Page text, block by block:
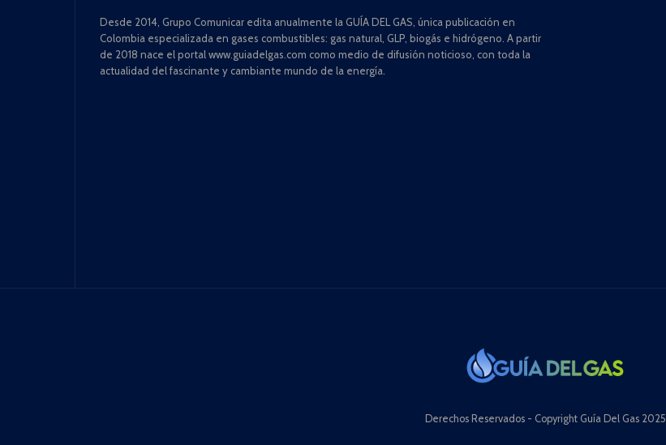
Desde 2014, Grupo Comunicar edita anualmente la GUÍA DEL GAS, única publicación en
Colombia especializada en gases combustibles: gas natural, GLP, biogás e hidrógeno. A partir
de 2018 nace el portal www.guiadelgas.com como medio de difusión noticioso, con toda la
actualidad del fascinante y cambiante mundo de la energía.
Derechos Reservados - Copyright Guía Del Gas 2025